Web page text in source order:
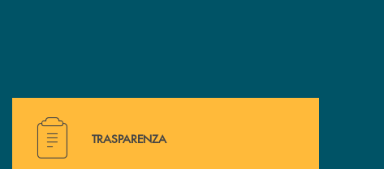
Hai bisogno di alcuni documenti ? Vai alla pagina della
TRASPARENZA